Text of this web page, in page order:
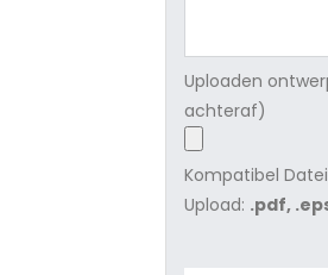
Uploaden
achteraf)
Kompatibel
Upload: .pdf,